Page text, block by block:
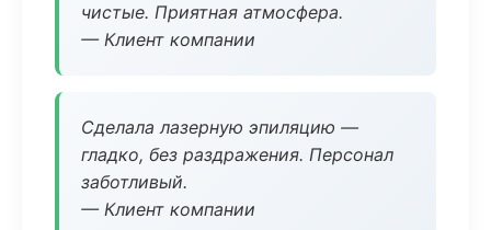
чистые. Приятная атмосфера.
— Клиент компании
Сделала лазерную эпиляцию —
гладко, без раздражения. Персонал
заботливый.
— Клиент компании